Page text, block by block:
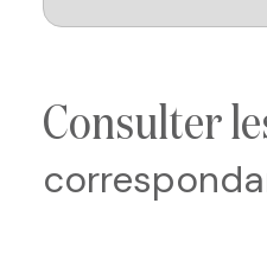
consulter